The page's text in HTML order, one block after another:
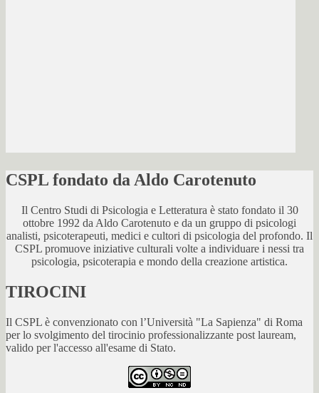
CSPL fondato da Aldo Carotenuto
Il Centro Studi di Psicologia e Letteratura è stato fondato il 30
ottobre 1992 da Aldo Carotenuto e da un gruppo di psicologi
analisti, psicoterapeuti, medici e cultori di psicologia del profondo. Il
CSPL promuove iniziative culturali volte a individuare i nessi tra
psicologia, psicoterapia e mondo della creazione artistica.
TIROCINI
Il CSPL è convenzionato con l’Università "La Sapienza" di Roma
per lo svolgimento del tirocinio professionalizzante post lauream,
valido per l'accesso all'esame di Stato.